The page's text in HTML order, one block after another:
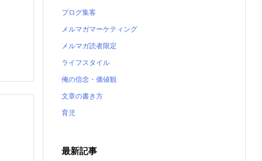
ブログ集客
メルマガマーケティング
メルマガ読者限定
ライフスタイル
俺の信念・価値観
文章の書き方
育児
最新記事